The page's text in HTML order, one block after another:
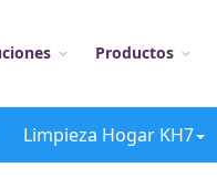
Productos
Limpieza Hogar KH7